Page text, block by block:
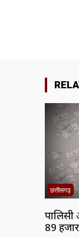
छत्तीसगढ़
89 हजार